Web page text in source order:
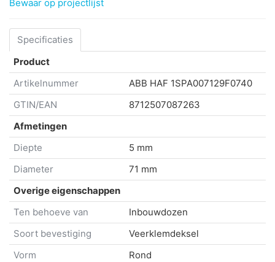
Bewaar op projectlijst
Specificaties
Product
Artikelnummer
ABB HAF 1SPA007129F0740
GTIN/EAN
8712507087263
Afmetingen
Diepte
5 mm
Diameter
71 mm
Overige eigenschappen
Ten behoeve van
Inbouwdozen
Soort bevestiging
Veerklemdeksel
Vorm
Rond